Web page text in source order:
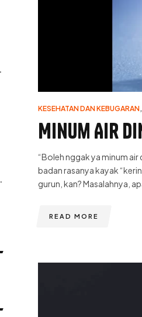
KESEHATAN DAN KEBUGARAN,
Minum Air
“Boleh nggak ya minum
badan rasanya kayak
gurun, kan? Masalahnya,
READ MORE